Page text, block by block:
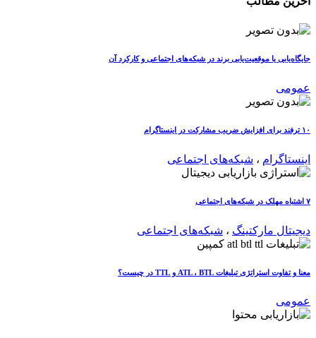
جایگاه‌یابی یا موقعیت‌یابی برند در شبکه‌های اجتماعی و کارکرد آن
عمومی
۱۰ ترفند برای افزایش ضریب مشارکت در اینستاگرام
اینستاگرام ، شبکه‌های اجتماعی
۷ اشتباه مهلک در شبکه‌های اجتماعی
دیجیتال مارکتینگ ، شبکه‌های اجتماعی
معنا و تفاوت استراتژی تبلیغات ATL ، BTL و TTL در چیست؟
عمومی